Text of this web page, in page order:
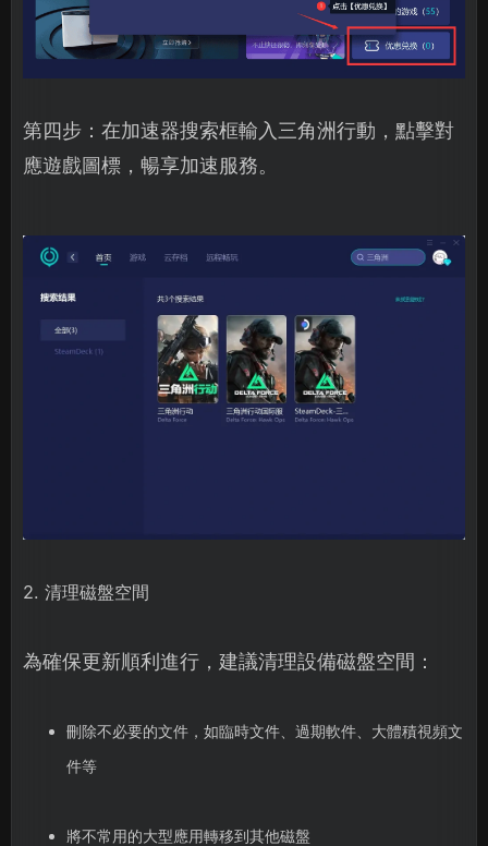
第四步：在加速器搜索框輸入三角洲行動，點擊對
應遊戲圖標，暢享加速服務。
2. 清理磁盤空間
為確保更新順利進行，建議清理設備磁盤空間：
刪除不必要的文件，如臨時文件、過期軟件、大體積視頻文
件等
將不常用的大型應用轉移到其他磁盤